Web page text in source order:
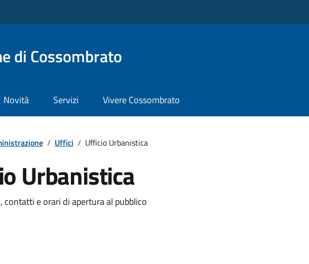
di Cossombrato
Novità Servizi Vivere Cossombrato
/ Uffici / Ufficio Urbanistica
Urbanistica
contatti e orari di apertura al pubblico